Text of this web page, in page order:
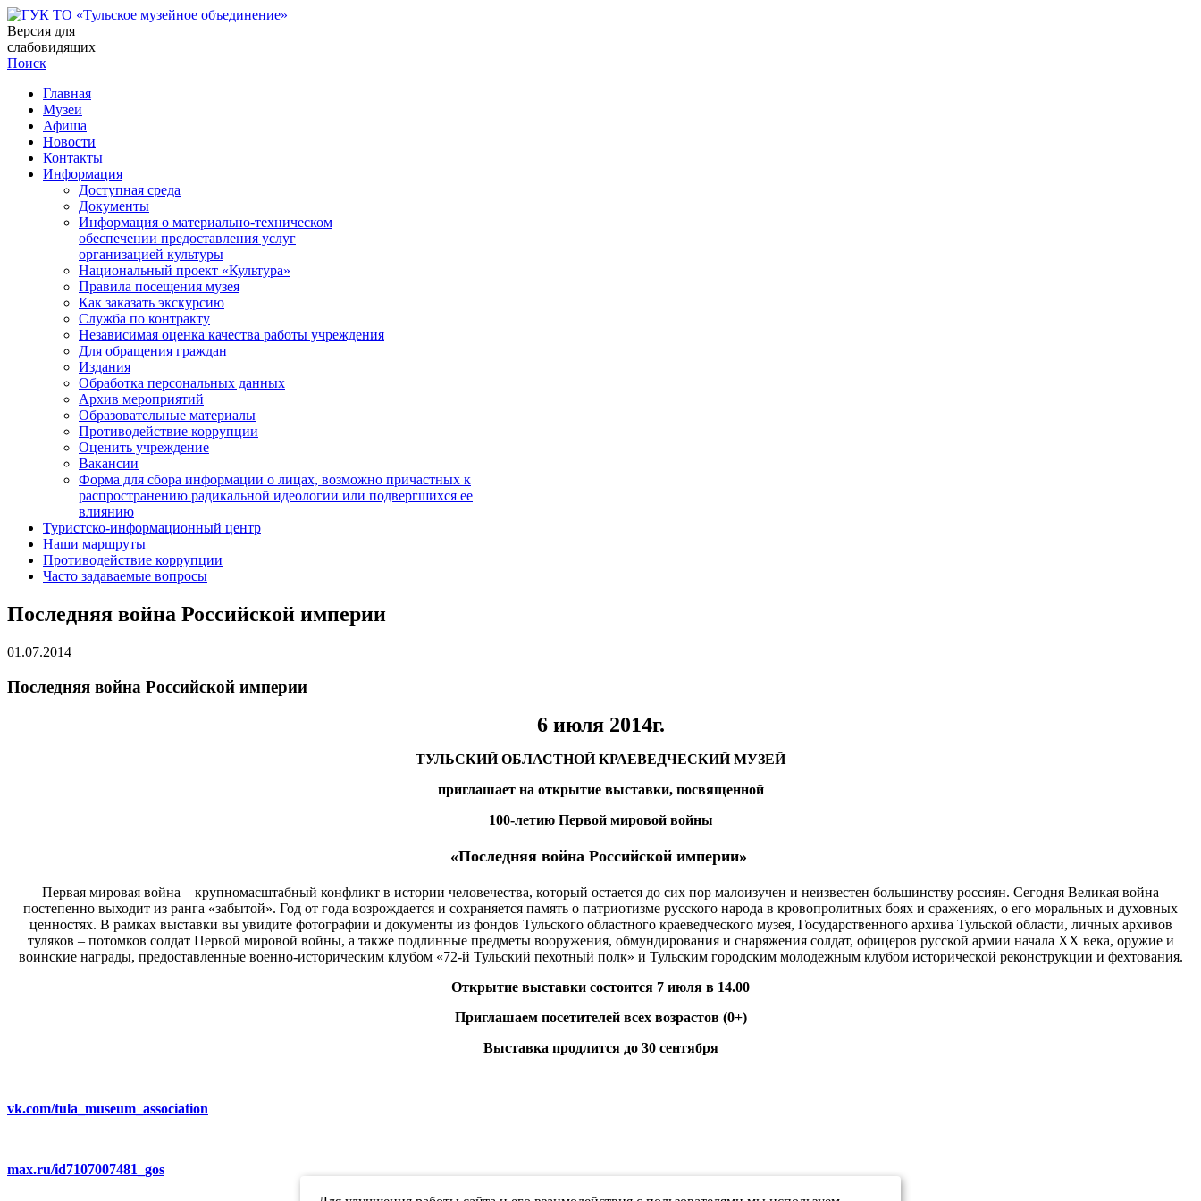
Версия для
слабовидящих
Поиск
Главная
Музеи
Афиша
Новости
Контакты
Информация
Доступная среда
Документы
Информация о материально-техническом
обеспечении предоставления услуг
организацией культуры
Национальный проект «Культура»
Правила посещения музея
Как заказать экскурсию
Служба по контракту
Независимая оценка качества работы учреждения
Для обращения граждан
Издания
Обработка персональных данных
Архив мероприятий
Образовательные материалы
Противодействие коррупции
Оценить учреждение
Вакансии
Форма для сбора информации о лицах, возможно причастных к
распространению радикальной идеологии или подвергшихся ее
влиянию
Туристско-информационный центр
Наши маршруты
Противодействие коррупции
Часто задаваемые вопросы
Последняя война Российской империи
01.07.2014
Последняя война Российской империи
6 июля 2014г.
ТУЛЬСКИЙ ОБЛАСТНОЙ КРАЕВЕДЧЕСКИЙ МУЗЕЙ
приглашает на открытие выставки, посвященной
100-летию Первой мировой войны
«Последняя война Российской империи»
Первая мировая война – крупномасштабный конфликт в истории человечества, который остается до сих пор малоизучен и неизвестен большинству россиян. Сегодня Великая война
постепенно выходит из ранга «забытой». Год от года возрождается и сохраняется память о патриотизме русского народа в кровопролитных боях и сражениях, о его моральных и духовных
ценностях. В рамках выставки вы увидите фотографии и документы из фондов Тульского областного краеведческого музея, Государственного архива Тульской области, личных архивов
туляков – потомков солдат Первой мировой войны, а также подлинные предметы вооружения, обмундирования и снаряжения солдат, офицеров русской армии начала XX века, оружие и
воинские награды, предоставленные военно-историческим клубом «72-й Тульский пехотный полк» и Тульским городским молодежным клубом исторической реконструкции и фехтования.
Открытие выставки состоится 7 июля в 14.00
Приглашаем посетителей всех возрастов (0+)
Выставка продлится до 30 сентября
vk.com/tula_museum_association
max.ru/id7107007481_gos